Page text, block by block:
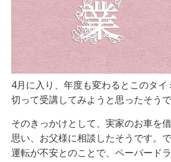
4月に入り、年度も変わるとこのタ
切って受講してみようと思ったそうで
そのきっかけとして、実家のお車を
思い、お父様に相談したそうです。
運転が不安とのことで、ペーパード